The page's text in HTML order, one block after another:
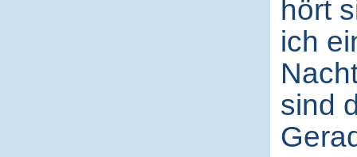
hört
ich
sind